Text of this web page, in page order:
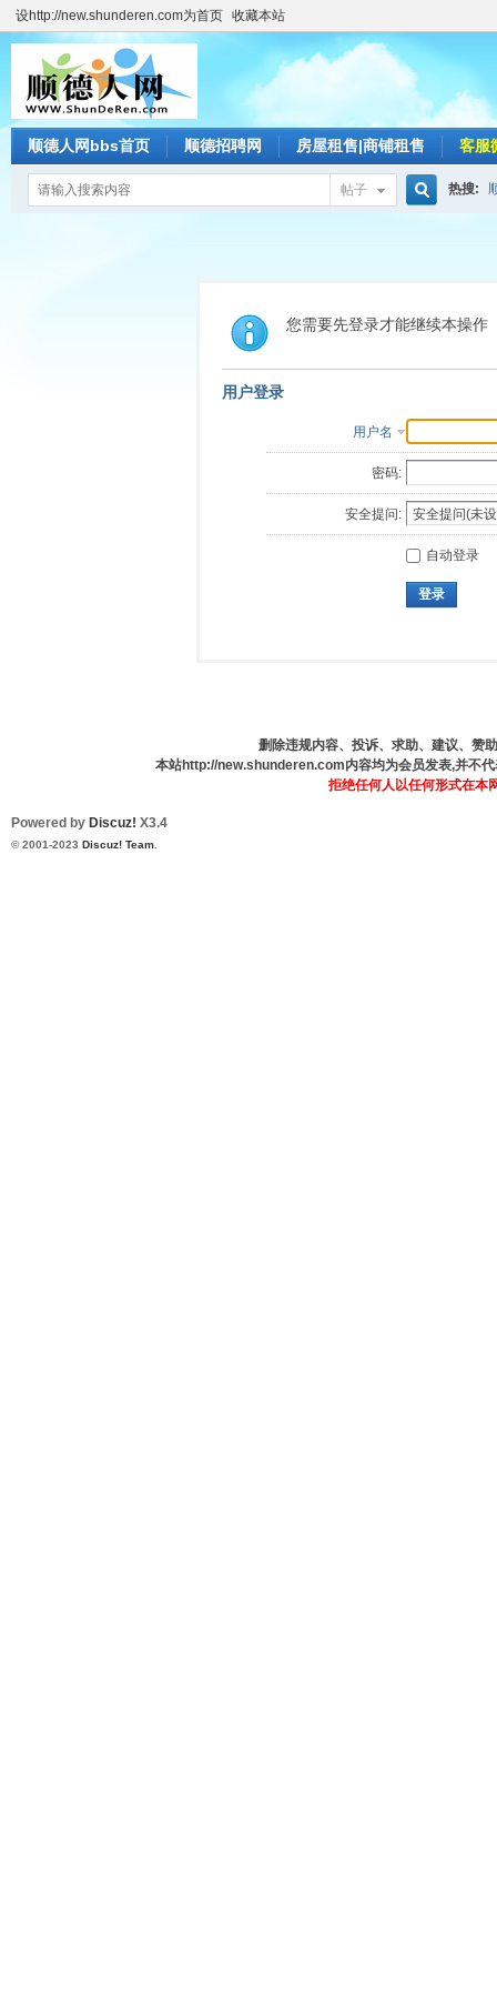
设http://new.shunderen.com为首页 收藏本站
顺德人网bbs首页 顺德招聘网 房屋租售|商铺租售 客服
帖子
索
热搜:
您需要先登录才能继续本操作
用户登录
用户名
密码:
安全提问:
自动登录
登录
删除违规内容、投诉、求助、建议、赞
本站http://new.shunderen.com内容均为会员发表,并不
拒绝任何人以任何形式在本
Powered by Discuz! X3.4
© 2001-2023 Discuz! Team